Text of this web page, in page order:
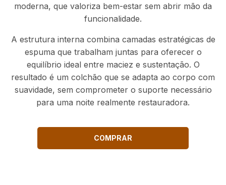
moderna, que valoriza bem-estar sem abrir mão da
funcionalidade.
A estrutura interna combina camadas estratégicas de
espuma que trabalham juntas para oferecer o
equilíbrio ideal entre maciez e sustentação. O
resultado é um colchão que se adapta ao corpo com
suavidade, sem comprometer o suporte necessário
para uma noite realmente restauradora.
COMPRAR